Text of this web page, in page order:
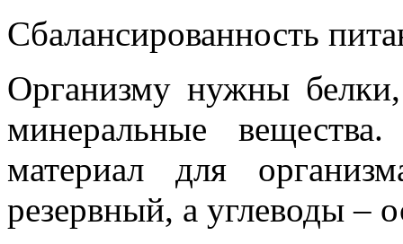
Сбалансированность
Организму нужны
минеральные
материал для
резервный, а углеводы –